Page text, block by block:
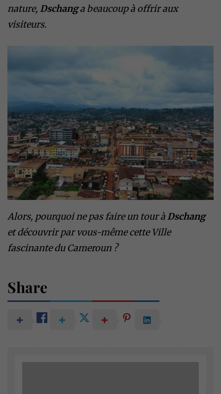
nature, Dschanga beaucoup à offrir aux
visiteurs.
Alors, pourquoi ne pas faire un tour à Dschang
et découvrir par vous-même cette Ville
fascinante du Cameroun ?
Share